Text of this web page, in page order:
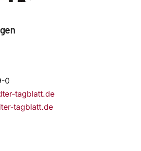
0
tagblatt.de
tagblatt.de